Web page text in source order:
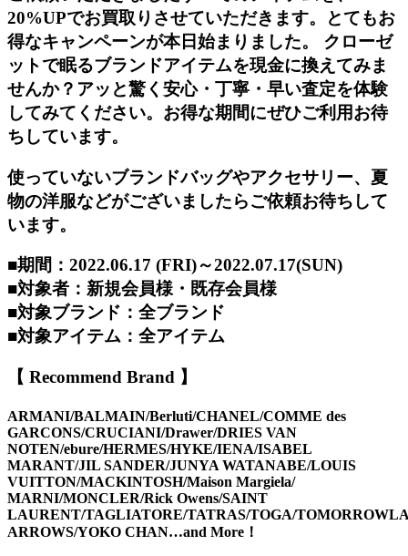
20%UPでお買取りさせていただきます。とてもお
得なキャンペーンが本日始まりました。 クローゼ
ットで眠るブランドアイテムを現金に換えてみま
せんか？アッと驚く安心・丁寧・早い査定を体験
してみてください。お得な期間にぜひご利用お待
ちしています。
使っていないブランドバッグやアクセサリー、夏
物の洋服などがございましたらご依頼お待ちして
います。
■期間：2022.06.17 (FRI)～2022.07.17(SUN)
■対象者：新規会員様・既存会員様
■対象ブランド：全ブランド
■対象アイテム：全アイテム
【 Recommend Brand 】
ARMANI/BALMAIN/Berluti/CHANEL/COMME des
GARCONS/CRUCIANI/Drawer/DRIES VAN
NOTEN/ebure/HERMES/HYKE/IENA/ISABEL
MARANT/JIL SANDER/JUNYA WATANABE/LOUIS
VUITTON/MACKINTOSH/Maison Margiela/
MARNI/MONCLER/Rick Owens/SAINT
LAURENT/TAGLIATORE/TATRAS/TOGA/
ARROWS/YOKO CHAN…and More！